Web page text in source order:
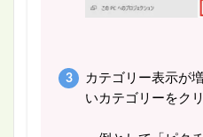
カテゴリー表示が
いカテゴリーをク